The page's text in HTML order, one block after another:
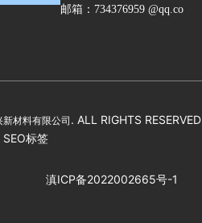
邮箱： 734376959 @qq.co
材料有限公司 . ALL RIGHTS RESERVED
SEO标签
滇ICP备2022002665号-1